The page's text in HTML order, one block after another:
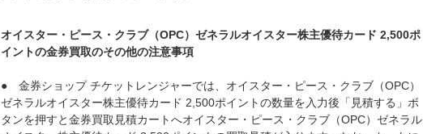
オイスター・ピース・クラブ（OPC）ゼネラルオイスター株主優待カード 2,500ポ
イントの金券買取のその他の注意事項
● 金券ショップ チケットレンジャーでは、オイスター・ピース・クラブ（OPC）
ゼネラルオイスター株主優待カード 2,500ポイントの数量を入力後「見積する」ボ
タンを押すと金券買取見積カートへオイスター・ピース・クラブ（OPC）ゼネラル